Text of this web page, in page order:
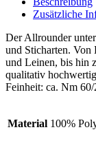
MengeZusätzliche
Der Allrounder
und Sticharten.
und Leinen, bis hin
qualitativ
Feinheit: ca. Nm
Material 100%